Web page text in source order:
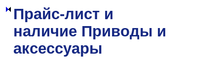
Прайс-лист и
наличие Приводы и
аксессуары